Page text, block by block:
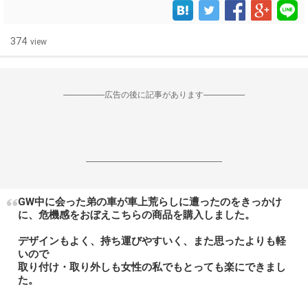
374 view
--------------------広告の後に記事があります--------------------
------------------------------------------------------------------
GW中に会った弟の車が車上荒らしに遭ったのをきっかけ
に、危機感をおぼえこちらの商品を購入しました。
デザインもよく、持ち運びやすいく、また思ったよりも軽
いので
取り付け・取り外しも女性の私でもとっても楽にできまし
た。